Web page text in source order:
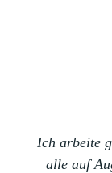
Ich arbeite
alle auf